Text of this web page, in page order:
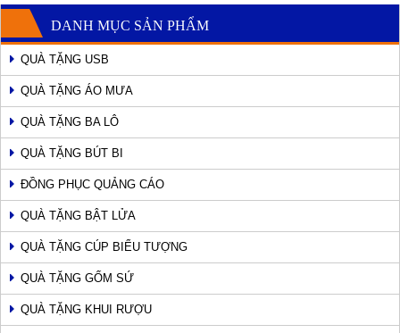
DANH MỤC SẢN PHẨM
QUÀ TẶNG USB
QUÀ TẶNG ÁO MƯA
QUÀ TẶNG BA LÔ
QUÀ TẶNG BÚT BI
ĐỒNG PHỤC QUẢNG CÁO
QUÀ TẶNG BẬT LỬA
QUÀ TẶNG CÚP BIỂU TƯỢNG
QUÀ TẶNG GỐM SỨ
QUÀ TẶNG KHUI RƯỢU